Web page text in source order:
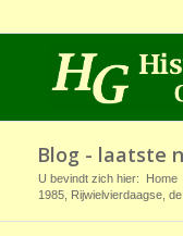
Blog - laatste
U bevindt zich hier: Home
1985, Rijwielvierdaagse,